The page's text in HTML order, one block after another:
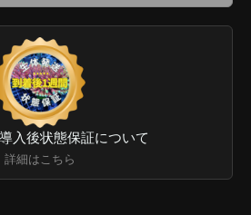
入後状態保証について
詳細はこちら